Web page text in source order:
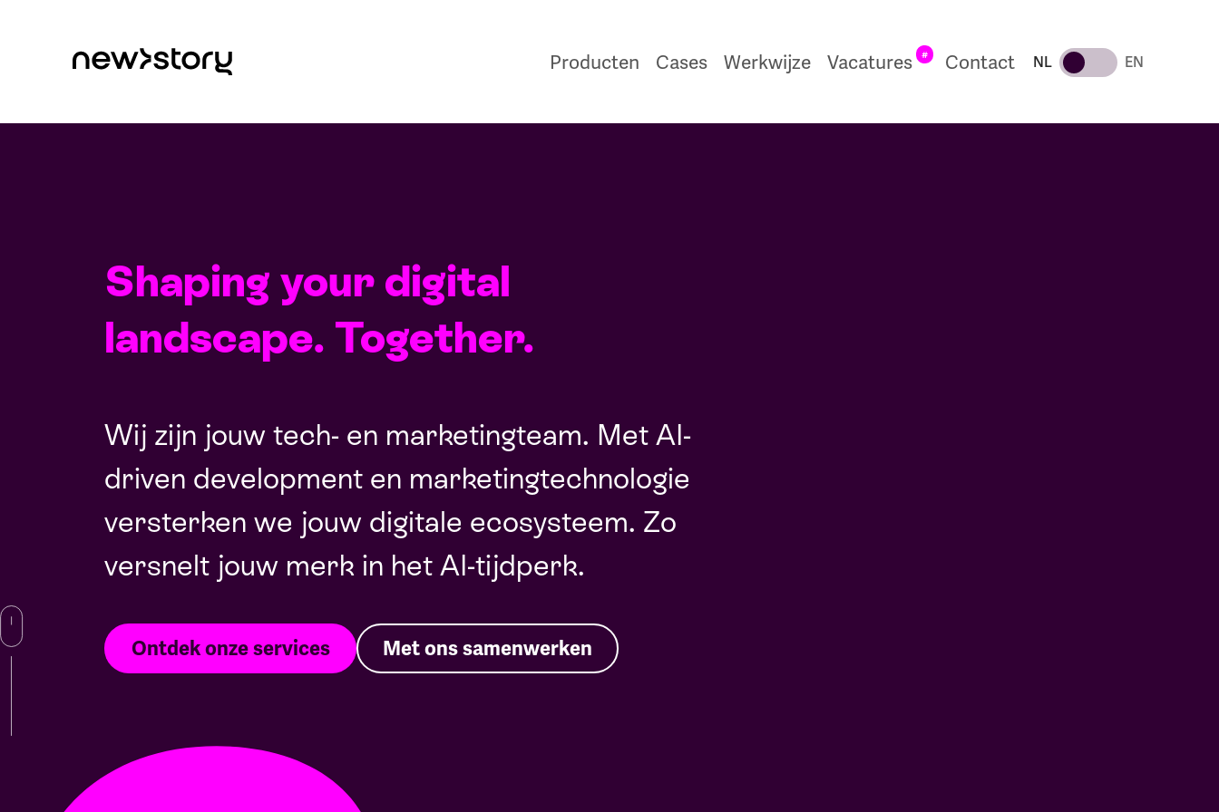
Producten Cases Werkwijze Vacatures # Contact NL EN
Shaping your digital
landscape. Together.
Wij zijn jouw tech- en marketingteam. Met AI-
driven development en marketingtechnologie
versterken we jouw digitale ecosysteem. Zo
versnelt jouw merk in het AI-tijdperk.
Ontdek onze services Met ons samenwerken